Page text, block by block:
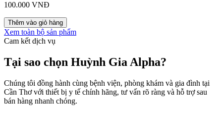
100.000 VNĐ
Thêm vào giỏ hàng
Xem toàn bộ sản phẩm
Cam kết dịch vụ
Tại sao chọn Huỳnh Gia Alpha?
Chúng tôi đồng hành cùng bệnh viện, phòng khám và gia đình tại
Cần Thơ với thiết bị y tế chính hãng, tư vấn rõ ràng và hỗ trợ sau
bán hàng nhanh chóng.